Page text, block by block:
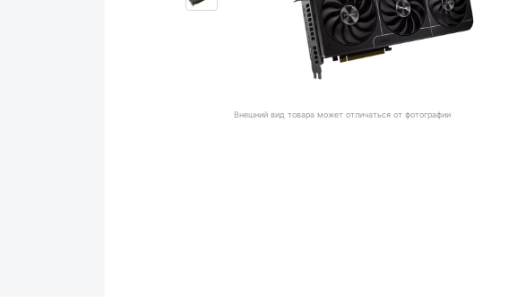
Внешний вид товара может отличаться от фотографии